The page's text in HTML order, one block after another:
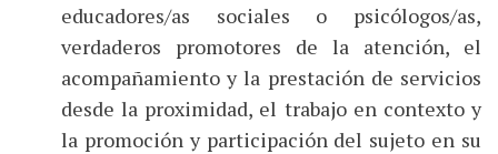
educadores/as sociales o psicólogos/as,
verdaderos promotores de la atención, el
acompañamiento y la prestación de servicios
desde la proximidad, el trabajo en contexto y
la promoción y participación del sujeto en su